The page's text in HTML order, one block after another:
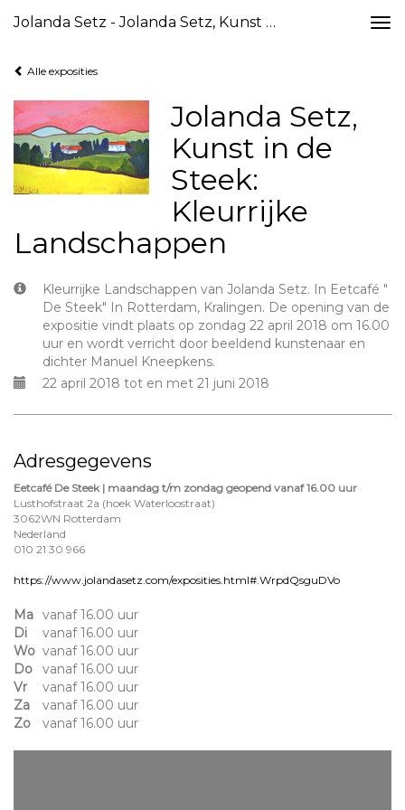
Jolanda Setz - Jolanda Setz, Kunst In De Steek: Kleurrijke Landschappen
Alle exposities
Jolanda Setz,
Kunst in de
Steek:
Kleurrijke
Landschappen
Kleurrijke Landschappen van Jolanda Setz. In Eetcafé "
De Steek" In Rotterdam, Kralingen. De opening van de
expositie vindt plaats op zondag 22 april 2018 om 16.00
uur en wordt verricht door beeldend kunstenaar en
dichter Manuel Kneepkens.
22 april 2018 tot en met 21 juni 2018
Adresgegevens
Eetcafé De Steek | maandag t/m zondag geopend vanaf 16.00 uur
Lusthofstraat 2a (hoek Waterloostraat)
3062WN Rotterdam
Nederland
010 21 30 966
https://www.jolandasetz.com/exposities.html#.WrpdQsguDVo
Ma vanaf 16.00 uur
Di
vanaf 16.00 uur
Wo vanaf 16.00 uur
Do
vanaf 16.00 uur
Vr
vanaf 16.00 uur
Za
vanaf 16.00 uur
Zo
vanaf 16.00 uur